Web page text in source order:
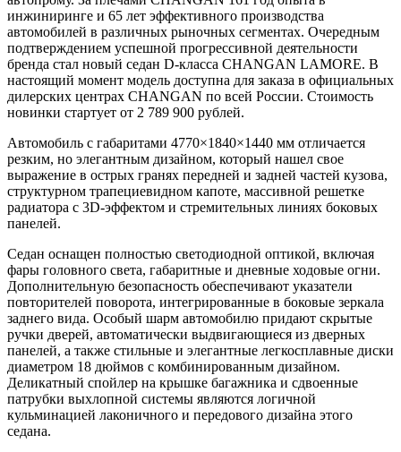
инжиниринге и 65 лет эффективного производства
автомобилей в различных рыночных сегментах. Очередным
подтверждением успешной прогрессивной деятельности
бренда стал новый седан D-класса CHANGAN LAMORE. В
настоящий момент модель доступна для заказа в официальных
дилерских центрах CHANGAN по всей России. Стоимость
новинки стартует от 2 789 900 рублей.
Автомобиль с габаритами 4770×1840×1440 мм отличается
резким, но элегантным дизайном, который нашел свое
выражение в острых гранях передней и задней частей кузова,
структурном трапециевидном капоте, массивной решетке
радиатора с 3D-эффектом и стремительных линиях боковых
панелей.
Седан оснащен полностью светодиодной оптикой, включая
фары головного света, габаритные и дневные ходовые огни.
Дополнительную безопасность обеспечивают указатели
повторителей поворота, интегрированные в боковые зеркала
заднего вида. Особый шарм автомобилю придают скрытые
ручки дверей, автоматически выдвигающиеся из дверных
панелей, а также стильные и элегантные легкосплавные диски
диаметром 18 дюймов с комбинированным дизайном.
Деликатный спойлер на крышке багажника и сдвоенные
патрубки выхлопной системы являются логичной
кульминацией лаконичного и передового дизайна этого
седана.